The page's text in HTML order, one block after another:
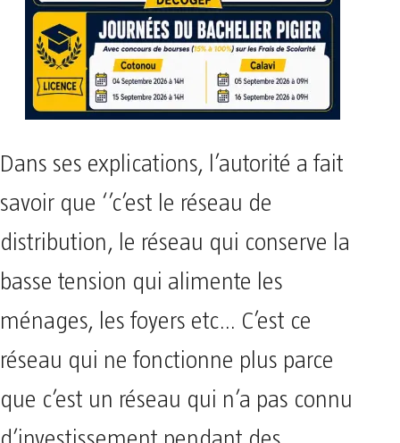
Dans ses explications, l’autorité a fait
savoir que ‘’c’est le réseau de
distribution, le réseau qui conserve la
basse tension qui alimente les
ménages, les foyers etc… C’est ce
réseau qui ne fonctionne plus parce
que c’est un réseau qui n’a pas connu